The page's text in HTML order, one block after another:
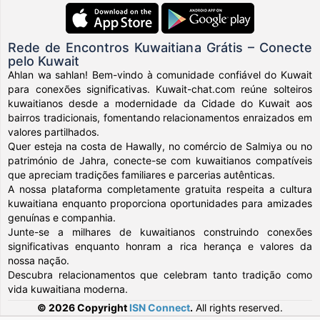
Rede de Encontros Kuwaitiana Grátis – Conecte
pelo Kuwait
Ahlan wa sahlan! Bem-vindo à comunidade confiável do Kuwait
para conexões significativas. Kuwait-chat.com reúne solteiros
kuwaitianos desde a modernidade da Cidade do Kuwait aos
bairros tradicionais, fomentando relacionamentos enraizados em
valores partilhados.
Quer esteja na costa de Hawally, no comércio de Salmiya ou no
património de Jahra, conecte-se com kuwaitianos compatíveis
que apreciam tradições familiares e parcerias autênticas.
A nossa plataforma completamente gratuita respeita a cultura
kuwaitiana enquanto proporciona oportunidades para amizades
genuínas e companhia.
Junte-se a milhares de kuwaitianos construindo conexões
significativas enquanto honram a rica herança e valores da
nossa nação.
Descubra relacionamentos que celebram tanto tradição como
vida kuwaitiana moderna.
© 2026 Copyright ISN Connect. All rights reserved.